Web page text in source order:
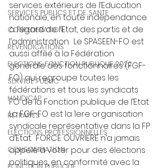
SERVICES PUBLICS ET DE SANTE
CONFEDERATION
REVENDICATIONS
ELECTIONS FONCTION PUBLIQUE 2022
SERVICE PUBLIC
HANDICAP
RETRAITES
ELECTIONS PROFESSIONNELLES
CONSOMMATION
services extérieurs de l’Education
nationale, en toute indépendance
à l’égard de l’Etat, des partis et de
l’administration.  Le SPASEEN-FO est
aussi affilié à la Fédération
générale des fonctionnaires (FGF-
FO) qui regroupe toutes les
fédérations et tous les syndicats
FO de la Fonction publique de l’Etat.
La FGF-FO est la 1ere organisation
syndicale représentative dans la FP
d’Etat.  FORCE OUVRIERE n’a jamais
appelé à voter pour des élections
politiques, en conformité avec la